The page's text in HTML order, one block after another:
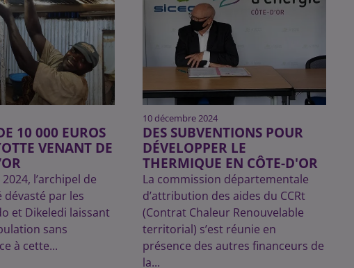
10 000 EUROS
VENANT DE
l’archipel de
dévasté par les
et Dikeledi laissant
sans
à cette...
10 décembre 2024
DES SUBVENTIONS POUR
DÉVELOPPER LE
THERMIQUE EN CÔTE-D'OR
La commission départementale
d’attribution des aides du CCRt
(Contrat Chaleur Renouvelable
territorial) s’est réunie en
présence des autres financeurs de
la...